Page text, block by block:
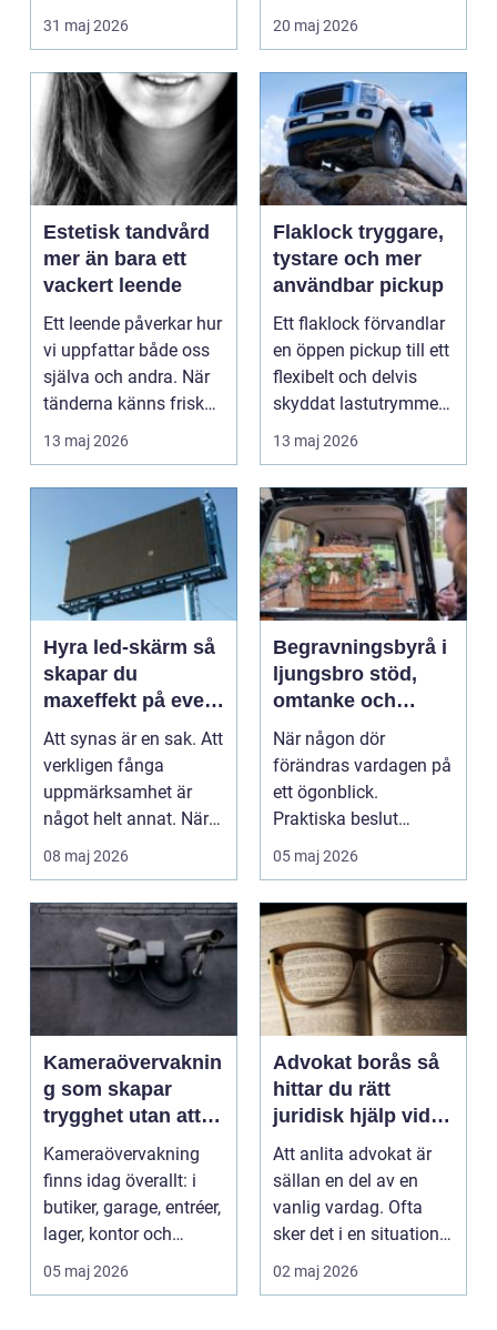
ut i trafiken behöv...
31 maj 2026
och förvaltare
behöver...
20 maj 2026
Estetisk tandvård
mer än bara ett
vackert leende
Ett leende påverkar hur
vi uppfattar både oss
själva och andra. När
tänderna känns friska,
hela och ...
13 maj 2026
Flaklock tryggare,
tystare och mer
användbar pickup
Ett flaklock förvandlar
en öppen pickup till ett
flexibelt och delvis
skyddat lastutrymme.
Du får bä...
13 maj 2026
Hyra led-skärm så
skapar du
maxeffekt på event
och kampanjer
Att synas är en sak. Att
verkligen fånga
uppmärksamhet är
något helt annat. När
företag planerar eve...
08 maj 2026
Begravningsbyrå i
ljungsbro stöd,
omtanke och
lokalkännedom
När någon dör
förändras vardagen på
ett ögonblick.
Praktiska beslut
blandas med starka
känslor, och ...
05 maj 2026
Kameraövervaknin
g som skapar
trygghet utan att
tumma på
integriteten
Kameraövervakning
finns idag överallt: i
butiker, garage, entréer,
lager, kontor och
offentliga milj...
05 maj 2026
Advokat borås så
hittar du rätt
juridisk hjälp vid
brottmål,
familjerätt och
socialrätt
Att anlita advokat är
sällan en del av en
vanlig vardag. Ofta
sker det i en situation
som redan är k...
02 maj 2026